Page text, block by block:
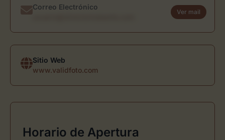
Correo Electrónico
Ver mail
Sitio Web
www.validfoto.com
Horario de Apertura